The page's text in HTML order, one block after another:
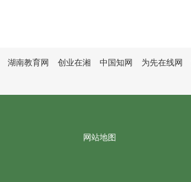
湖南教育网 创业在湘 中国知网 为先在线网
网站地图